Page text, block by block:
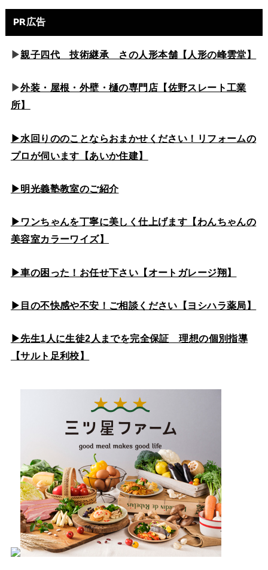
PR広告
▶親子四代 技術継承 さの人形本舗【人形の峰雲堂】
▶外装・屋根・外壁・樋の専門店【佐野スレート工業
所】
▶水回りののことならおまかせください！リフォームの
プロが伺います【あいか住建】
▶明光義塾教室のご紹介
▶ワンちゃんを丁寧に美しく仕上げます【わんちゃんの
美容室カラーワイズ】
▶車の困った！お任せ下さい【オートガレージ翔】
▶目の不快感や不安！ご相談ください【ヨシハラ薬局】
▶先生1人に生徒2人までを完全保証 理想の個別指導
【サルト足利校】